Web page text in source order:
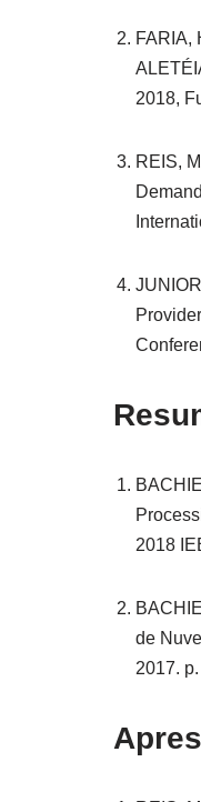
FARIA,
2018,
REIS,
2018
de
2017.